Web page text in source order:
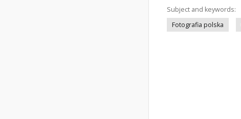
Subject and keywords:
Fotografia polska